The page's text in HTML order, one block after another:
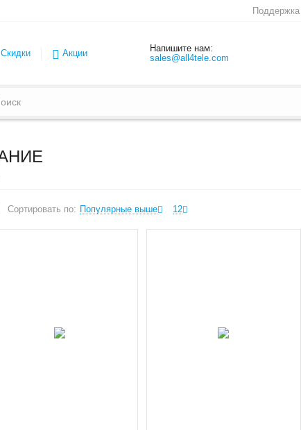
Поддержка
Скидки Акции
Напишите нам:
sales@all4tele.com
Сортировать по: Популярные выше 12